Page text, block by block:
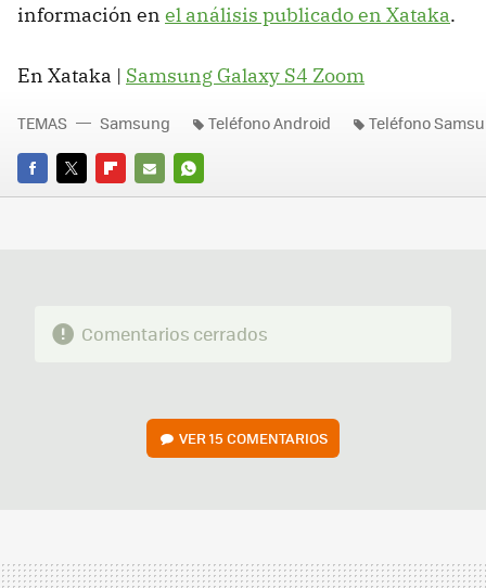
información en el análisis publicado en Xataka.
En Xataka | Samsung Galaxy S4 Zoom
FACEBOOK
TWITTERFLIPBOARD
E-
WHATSAPP
TEMAS Samsung Teléfono Android Teléfono
Comentarios cerrados
VER15 COMENTARIOS